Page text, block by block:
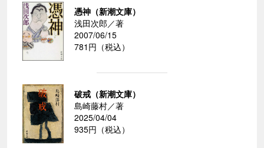
憑神（新潮文庫）
浅田次郎／著
2007/06/15
781円（税込）
破戒（新潮文庫）
島崎藤村／著
2025/04/04
935円（税込）